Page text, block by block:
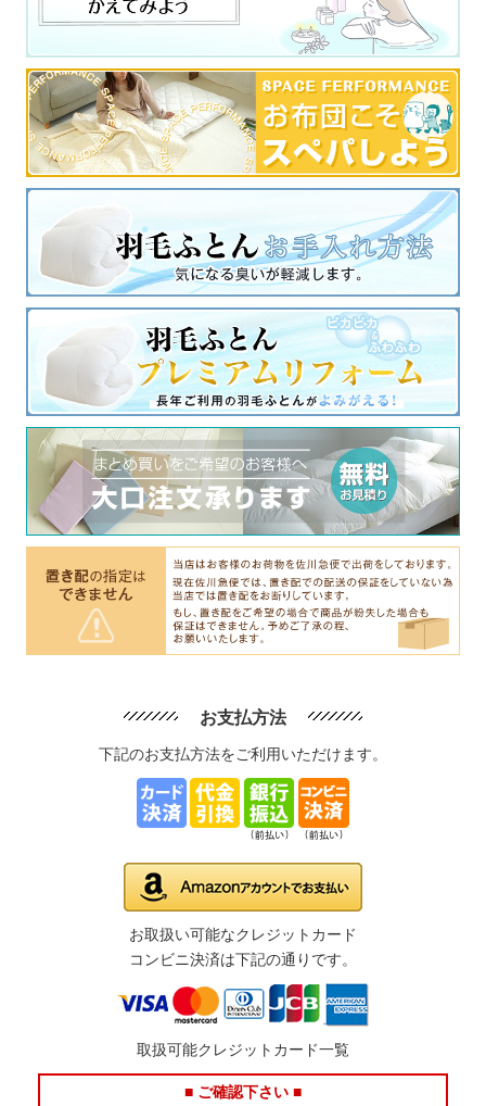
お支払方法
下記のお支払方法をご利用いただけます。
お取扱い可能なクレジットカード
コンビニ決済は下記の通りです。
取扱可能クレジットカード一覧
■ ご確認下さい ■